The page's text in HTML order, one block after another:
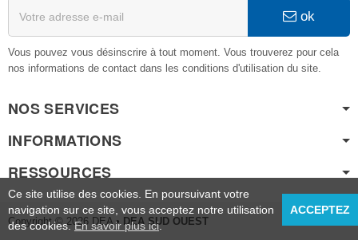
ok
Vous pouvez vous désinscrire à tout moment. Vous trouverez pour cela
nos informations de contact dans les conditions d'utilisation du site.
NOS SERVICES
INFORMATIONS
RESSOURCES
Copyright © 2026 DEA • DEA SUD OUEST
Ce site utilise des cookies. En poursuivant votre
navigation sur ce site, vous acceptez notre utilisation
des cookies.En savoir plus ici.
ACCEPTEZ